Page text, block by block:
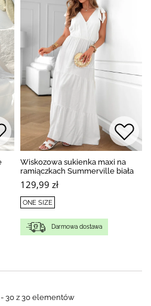
Wiskozowa sukienka maxi na
ramiączkach Summerville biała
129,99 zł
ONE SIZE
Darmowa dostawa
- 30 z 30 elementów